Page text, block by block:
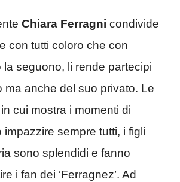
Chiara Ferragni condivide
con tutti coloro che con
la seguono, li rende partecipi
ma anche del suo privato. Le
cui mostra i momenti di
impazzire sempre tutti, i figli
sono splendidi e fanno
i fan dei ‘Ferragnez’. Ad